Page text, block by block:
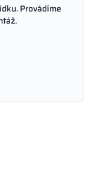
Provádíme